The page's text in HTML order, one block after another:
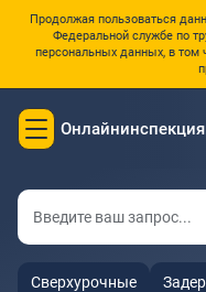
Продолжая пользоваться
Федеральной службе по
персональных данных, в том
Toggle
navigation
Защищаем права
и интересы
Сверхурочные